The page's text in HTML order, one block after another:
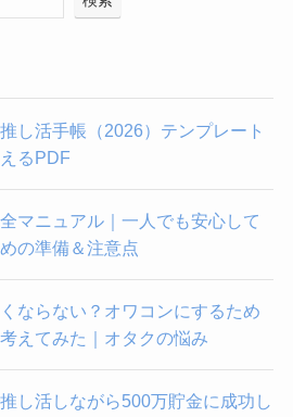
し活手帳（2026）テンプレート
るPDF
マニュアル｜一人でも安心して
の準備＆注意点
ならない？オワコンにするため
えてみた｜オタクの悩み
し活しながら500万貯金に成功し